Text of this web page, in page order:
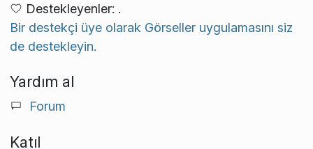
Destekleyenler: .
Bir destekçi üye olarak Görseller uygulamasını siz
de destekleyin.
Yardım al
Forum
Katıl